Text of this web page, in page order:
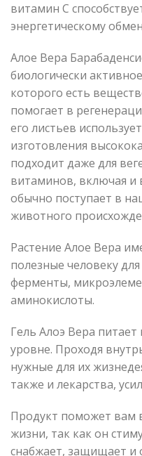
витамин С
энергетическому
Алое Вера
биологически
которого есть
помогает в
его листьев
изготовления
подходит даже для
витаминов, включая и
обычно поступает в
животного
Растение Алое Вера
полезные человеку
ферменты,
аминокислоты.
Гель Алоэ Вера
уровне. Проходя
нужные для их
также и лекарства,
Продукт поможет вам
жизни, так как он
снабжает, защищает и